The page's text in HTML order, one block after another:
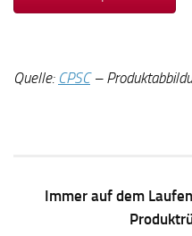
Quelle: CPSC –
Immer auf dem